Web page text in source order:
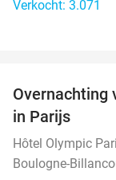
Verkocht: 3.071
Overnachting
in Parijs
Hôtel Olympic
Boulogne-